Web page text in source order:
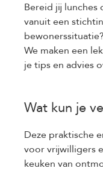
Bereid jij
vanuit een
We maken een
je tips en advies
Wat kun je
Deze praktische
voor vrijwilligers
keuken van